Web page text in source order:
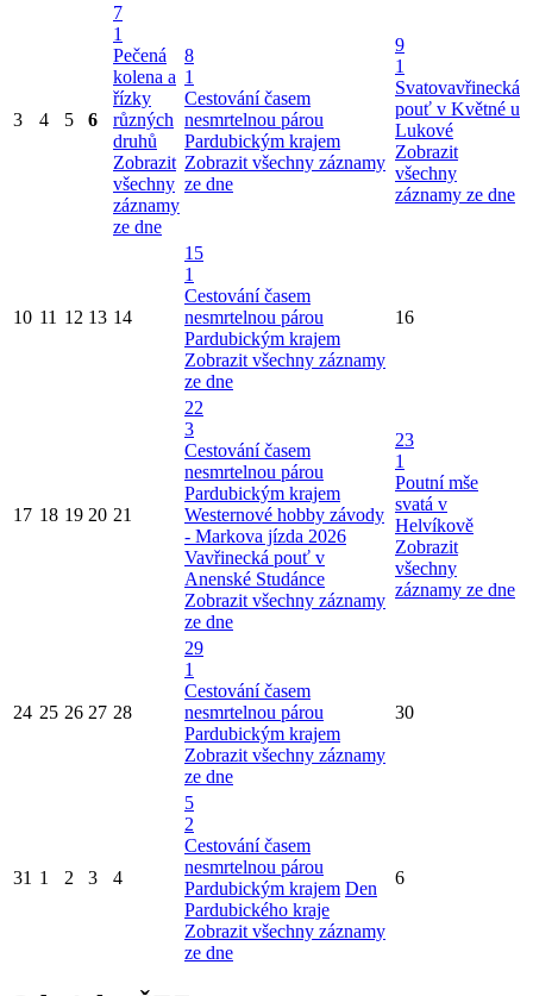
3 4 5 6
7
1
Pečená
kolena a
řízky
různých
druhů
Zobrazit
všechny
záznamy
ze dne
8
1
Cestování časem
nesmrtelnou párou
Pardubickým krajem
Zobrazit všechny záznamy
ze dne
9
1
Svatovavřinecká
pouť v Květné u
Lukové
Zobrazit
všechny
záznamy ze dne
10 11 12 13 14
15
1
Cestování časem
nesmrtelnou párou
Pardubickým krajem
Zobrazit všechny záznamy
ze dne
16
17 18 19 20 21
22
3
Cestování časem
nesmrtelnou párou
Pardubickým krajem
Westernové hobby závody
- Markova jízda 2026
Vavřinecká pouť v
Anenské Studánce
Zobrazit všechny záznamy
ze dne
23
1
Poutní mše
svatá v
Helvíkově
Zobrazit
všechny
záznamy ze dne
24 25 26 27 28
29
1
Cestování časem
nesmrtelnou párou
Pardubickým krajem
Zobrazit všechny záznamy
ze dne
30
31 1 2 3 4
5
2
Cestování časem
nesmrtelnou párou
Pardubickým krajem Den
Pardubického kraje
Zobrazit všechny záznamy
ze dne
6